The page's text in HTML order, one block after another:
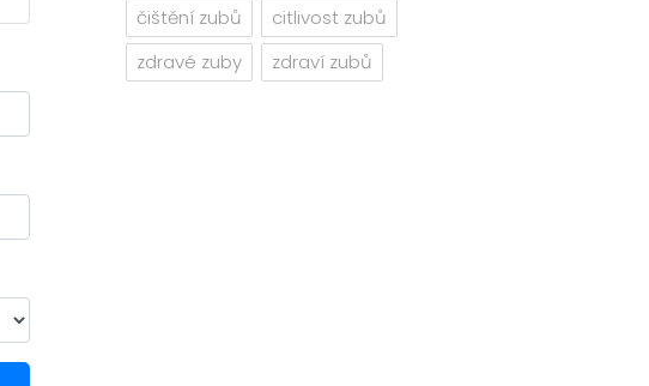
čištění zubů
citlivost zubů
zdravé zuby
zdraví zubů